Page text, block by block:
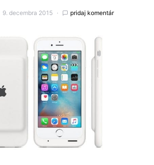
9. decembra 2015 pridaj komentár